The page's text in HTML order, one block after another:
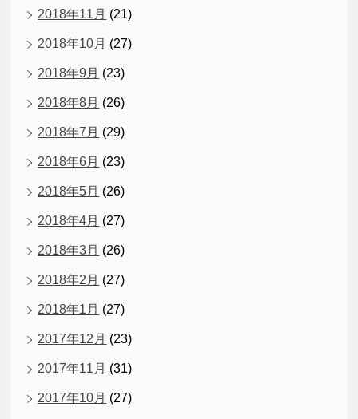
2018年11月 (21)
2018年10月 (27)
2018年9月 (23)
2018年8月 (26)
2018年7月 (29)
2018年6月 (23)
2018年5月 (26)
2018年4月 (27)
2018年3月 (26)
2018年2月 (27)
2018年1月 (27)
2017年12月 (23)
2017年11月 (31)
2017年10月 (27)